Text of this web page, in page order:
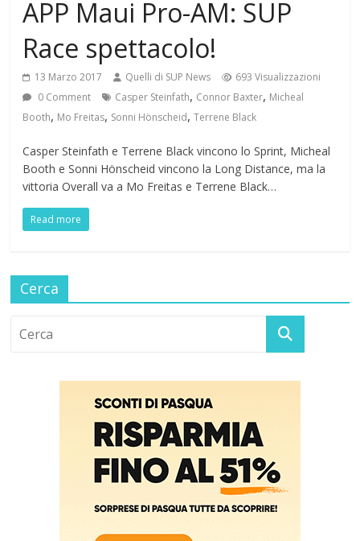
APP Maui Pro-AM: SUP
Race spettacolo!
13 Marzo 2017 Quelli di SUP News
693 Visualizzazioni
0 Comment
Casper Steinfath, Connor Baxter, Micheal
Booth, Mo Freitas, Sonni Hönscheid,Terrene Black
Casper Steinfath e Terrene Black vincono lo Sprint, Micheal
Booth e Sonni Hönscheid vincono la Long Distance, ma la
vittoria Overall va a Mo Freitas e Terrene Black…
Read more
Cerca